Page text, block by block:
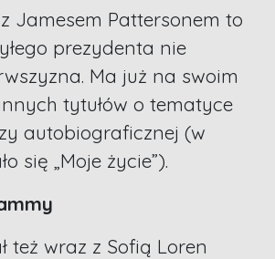
Jamesem Pattersonem to
prezydenta nie
Ma już na swoim
tytułów o tematyce
autobiograficznej (w
się „Moje życie”).
też wraz z Sofią Loren